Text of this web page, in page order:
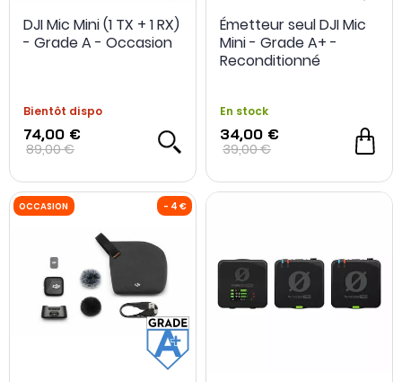
DJI Mic Mini (1 TX + 1 RX)
- Grade A - Occasion
Bientôt dispo
74,00 €
89,00 €
Émetteur seul DJI Mic
Mini - Grade A+ -
Reconditionné
En stock
34,00 €
39,00 €